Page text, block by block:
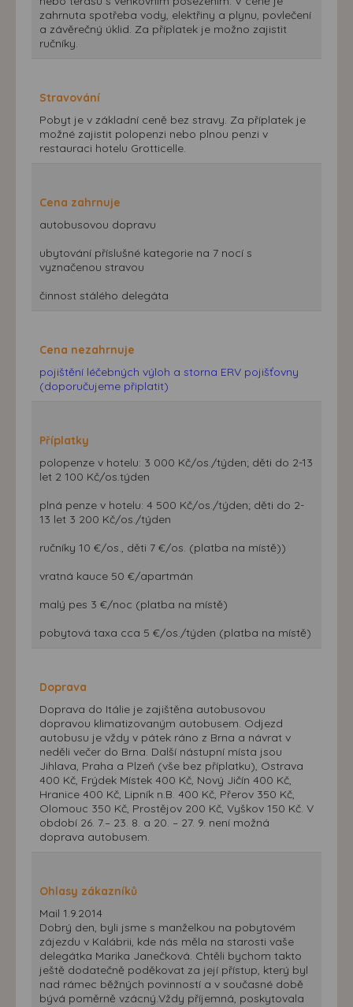
zahrnuta spotřeba vody, elektřiny a plynu, povlečení
a závěrečný úklid. Za příplatek je možno zajistit
ručníky.
Stravování
Pobyt je v základní ceně bez stravy. Za příplatek je
možné zajistit polopenzi nebo plnou penzi v
restauraci hotelu Grotticelle.
Cena zahrnuje
autobusovou dopravu
ubytování příslušné kategorie na 7 nocí s
vyznačenou stravou
činnost stálého delegáta
Cena nezahrnuje
pojištění léčebných výloh a storna ERV pojišťovny
(doporučujeme připlatit)
Příplatky
polopenze v hotelu: 3 000 Kč/os./týden; děti do 2-13
let 2 100 Kč/os.týden
plná penze v hotelu: 4 500 Kč/os./týden; děti do 2-
13 let 3 200 Kč/os./týden
ručníky 10 €/os., děti 7 €/os. (platba na místě))
vratná kauce 50 €/apartmán
malý pes 3 €/noc (platba na místě)
pobytová taxa cca 5 €/os./týden (platba na místě)
Doprava
Doprava do Itálie je zajištěna autobusovou
dopravou klimatizovaným autobusem. Odjezd
autobusu je vždy v pátek ráno z Brna a návrat v
neděli večer do Brna. Další nástupní místa jsou
Jihlava, Praha a Plzeň (vše bez příplatku), Ostrava
400 Kč, Frýdek Místek 400 Kč, Nový Jičín 400 Kč,
Hranice 400 Kč, Lipník n.B. 400 Kč, Přerov 350 Kč,
Olomouc 350 Kč, Prostějov 200 Kč, Vyškov 150 Kč. V
období 26. 7.– 23. 8. a 20. – 27. 9. není možná
doprava autobusem.
Ohlasy zákazníků
Mail 1.9.2014
Dobrý den, byli jsme s manželkou na pobytovém
zájezdu v Kalábrii, kde nás měla na starosti vaše
delegátka Marika Janečková. Chtěli bychom takto
ještě dodatečně poděkovat za její přístup, který byl
nad rámec běžných povinností a v současné době
bývá poměrně vzácný.Vždy příjemná, poskytovala